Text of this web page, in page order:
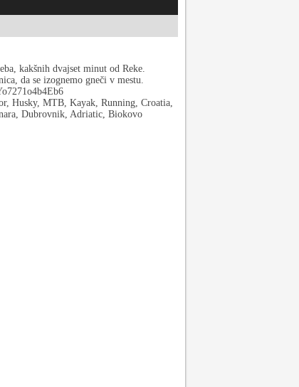
kakšnih dvajset minut od Reke.
da se izognemo gneči v mestu.
Husky, MTB, Kayak, Running, Croatia,
Dubrovnik, Adriatic, Biokovo